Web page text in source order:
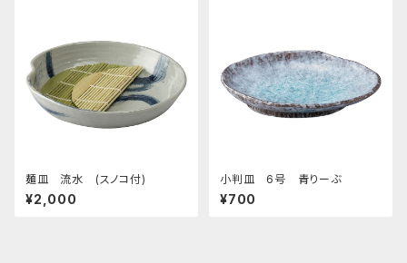
麺皿 流水 (スノコ付)
¥2,000
小判皿 6号 青りーぶ
¥700